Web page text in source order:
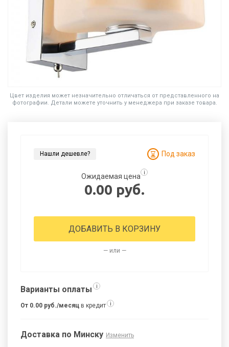
Цвет изделия может незначительно отличаться от представленного на
фотографии. Детали можете уточнить у менеджера при заказе товара.
Нашли дешевле? Под заказ
Ожидаемая цена i
0.00 руб.
ДОБАВИТЬ В КОРЗИНУ
— или —
Варианты оплаты i
От 0.00 руб./месяц в кредит i
Доставка по Минску Изменить